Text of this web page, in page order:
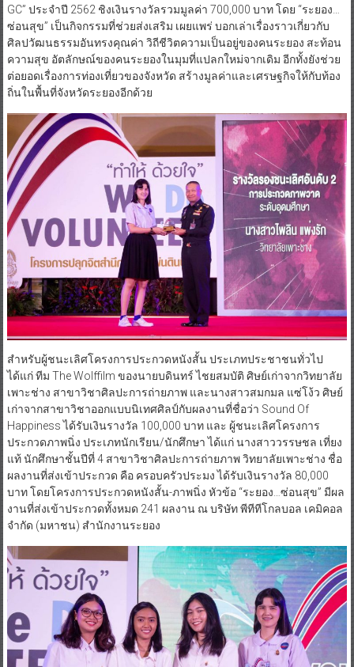
GC” ประจำปี 2562 ชิงเงินรางวัลรวมมูลค่า 700,000 บาท โดย “ระยอง…
ซ่อนสุข” เป็นกิจกรรมที่ช่วยส่งเสริม เผยแพร่ บอกเล่าเรื่องราวเกี่ยวกับ
ศิลปวัฒนธรรมอันทรงคุณค่า วิถีชีวิตความเป็นอยู่ของคนระยอง สะท้อน
ความสุข อัตลักษณ์ของคนระยองในมุมที่แปลกใหม่จากเดิม อีกทั้งยังช่วย
ต่อยอดเรื่องการท่องเที่ยวของจังหวัด สร้างมูลค่าและเศรษฐกิจให้กับท้อง
ถิ่นในพื้นที่จังหวัดระยองอีกด้วย
สำหรับผู้ชนะเลิศโครงการประกวดหนังสั้น ประเภทประชาชนทั่วไป
ได้แก่ ทีม The Wolffilm ของนายบดินทร์ ไชยสมบัติ ศิษย์เก่าจากวิทยาลัย
เพาะช่าง สาขาวิชาศิลปะการถ่ายภาพ และนางสาวสมกมล แซ่โง้ว ศิษย์
เก่าจากสาขาวิชาออกแบบนิเทศศิลป์กับผลงานที่ชื่อว่า Sound Of
Happiness ได้รับเงินรางวัล 100,000 บาท และ ผู้ชนะเลิศโครงการ
ประกวดภาพนิ่ง ประเภทนักเรียน/นักศึกษา ได้แก่ นางสาววรรษชล เที่ยง
แท้ นักศึกษาชั้นปีที่ 4 สาขาวิชาศิลปะการถ่ายภาพ วิทยาลัยเพาะช่าง ชื่อ
ผลงานที่ส่งเข้าประกวด คือ ครอบครัวประมง ได้รับเงินรางวัล 80,000
บาท โดยโครงการประกวดหนังสั้น-ภาพนิ่ง หัวข้อ “ระยอง…ซ่อนสุข” มีผล
งานที่ส่งเข้าประกวดทั้งหมด 241 ผลงาน ณ บริษัท พีทีทีโกลบอล เคมิคอล
จำกัด (มหาชน) สำนักงานระยอง